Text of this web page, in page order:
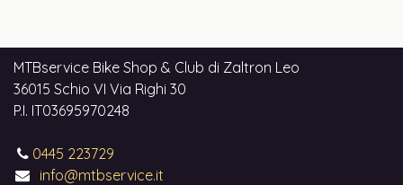
MTBservice Bike Shop & Club di Zaltron Leo
36015 Schio VI Via Righi 30
P.I. IT03695970248
0445 223729
info@mtbservice.it